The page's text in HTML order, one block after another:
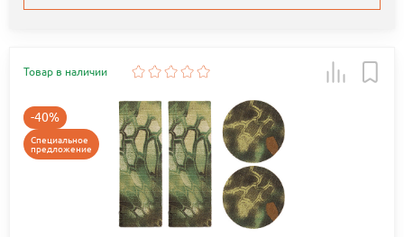
Товар в наличии
-40%
Специальное
предложение